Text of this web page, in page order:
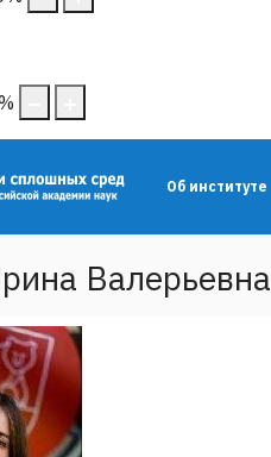
Об институте
Валерьевна